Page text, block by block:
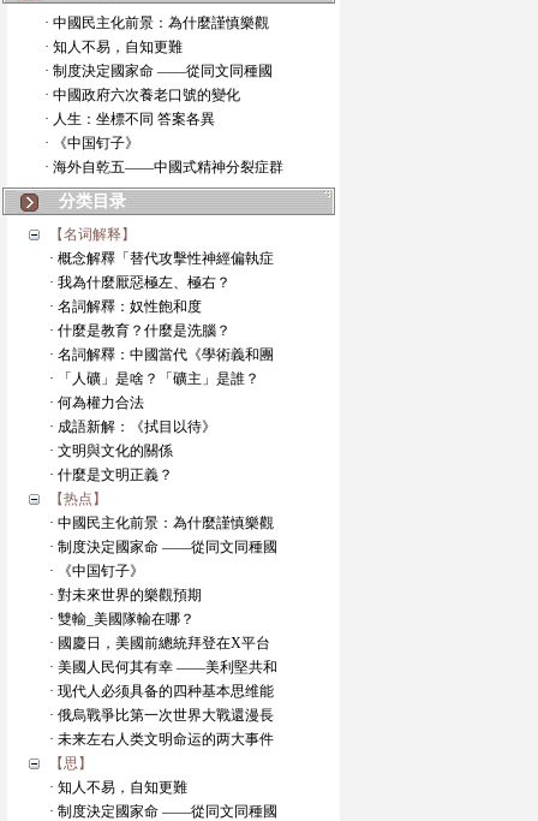
· 中國民主化前景：為什麼謹慎樂觀
· 知人不易，自知更難
· 制度決定國家命 ——從同文同種國
· 中國政府六次養老口號的變化
· 人生：坐標不同 答案各異
· 《中国钉子》
· 海外自乾五——中國式精神分裂症群
分类目录
【名词解释】
· 概念解釋「替代攻擊性神經偏執症
· 我為什麼厭惡極左、極右？
· 名詞解釋：奴性飽和度
· 什麼是教育？什麼是洗腦？
· 名詞解釋：中國當代《學術義和團
· 「人礦」是啥？「礦主」是誰？
· 何為權力合法
· 成語新解：《拭目以待》
· 文明與文化的關係
· 什麼是文明正義？
【热点】
· 中國民主化前景：為什麼謹慎樂觀
· 制度決定國家命 ——從同文同種國
· 《中国钉子》
· 對未來世界的樂觀預期
· 雙輸_美國隊輸在哪？
· 國慶日，美國前總統拜登在X平台
· 美國人民何其有幸 ——美利堅共和
· 现代人必须具备的四种基本思维能
· 俄烏戰爭比第一次世界大戰還漫長
· 未来左右人类文明命运的两大事件
【思】
· 知人不易，自知更難
· 制度決定國家命 ——從同文同種國